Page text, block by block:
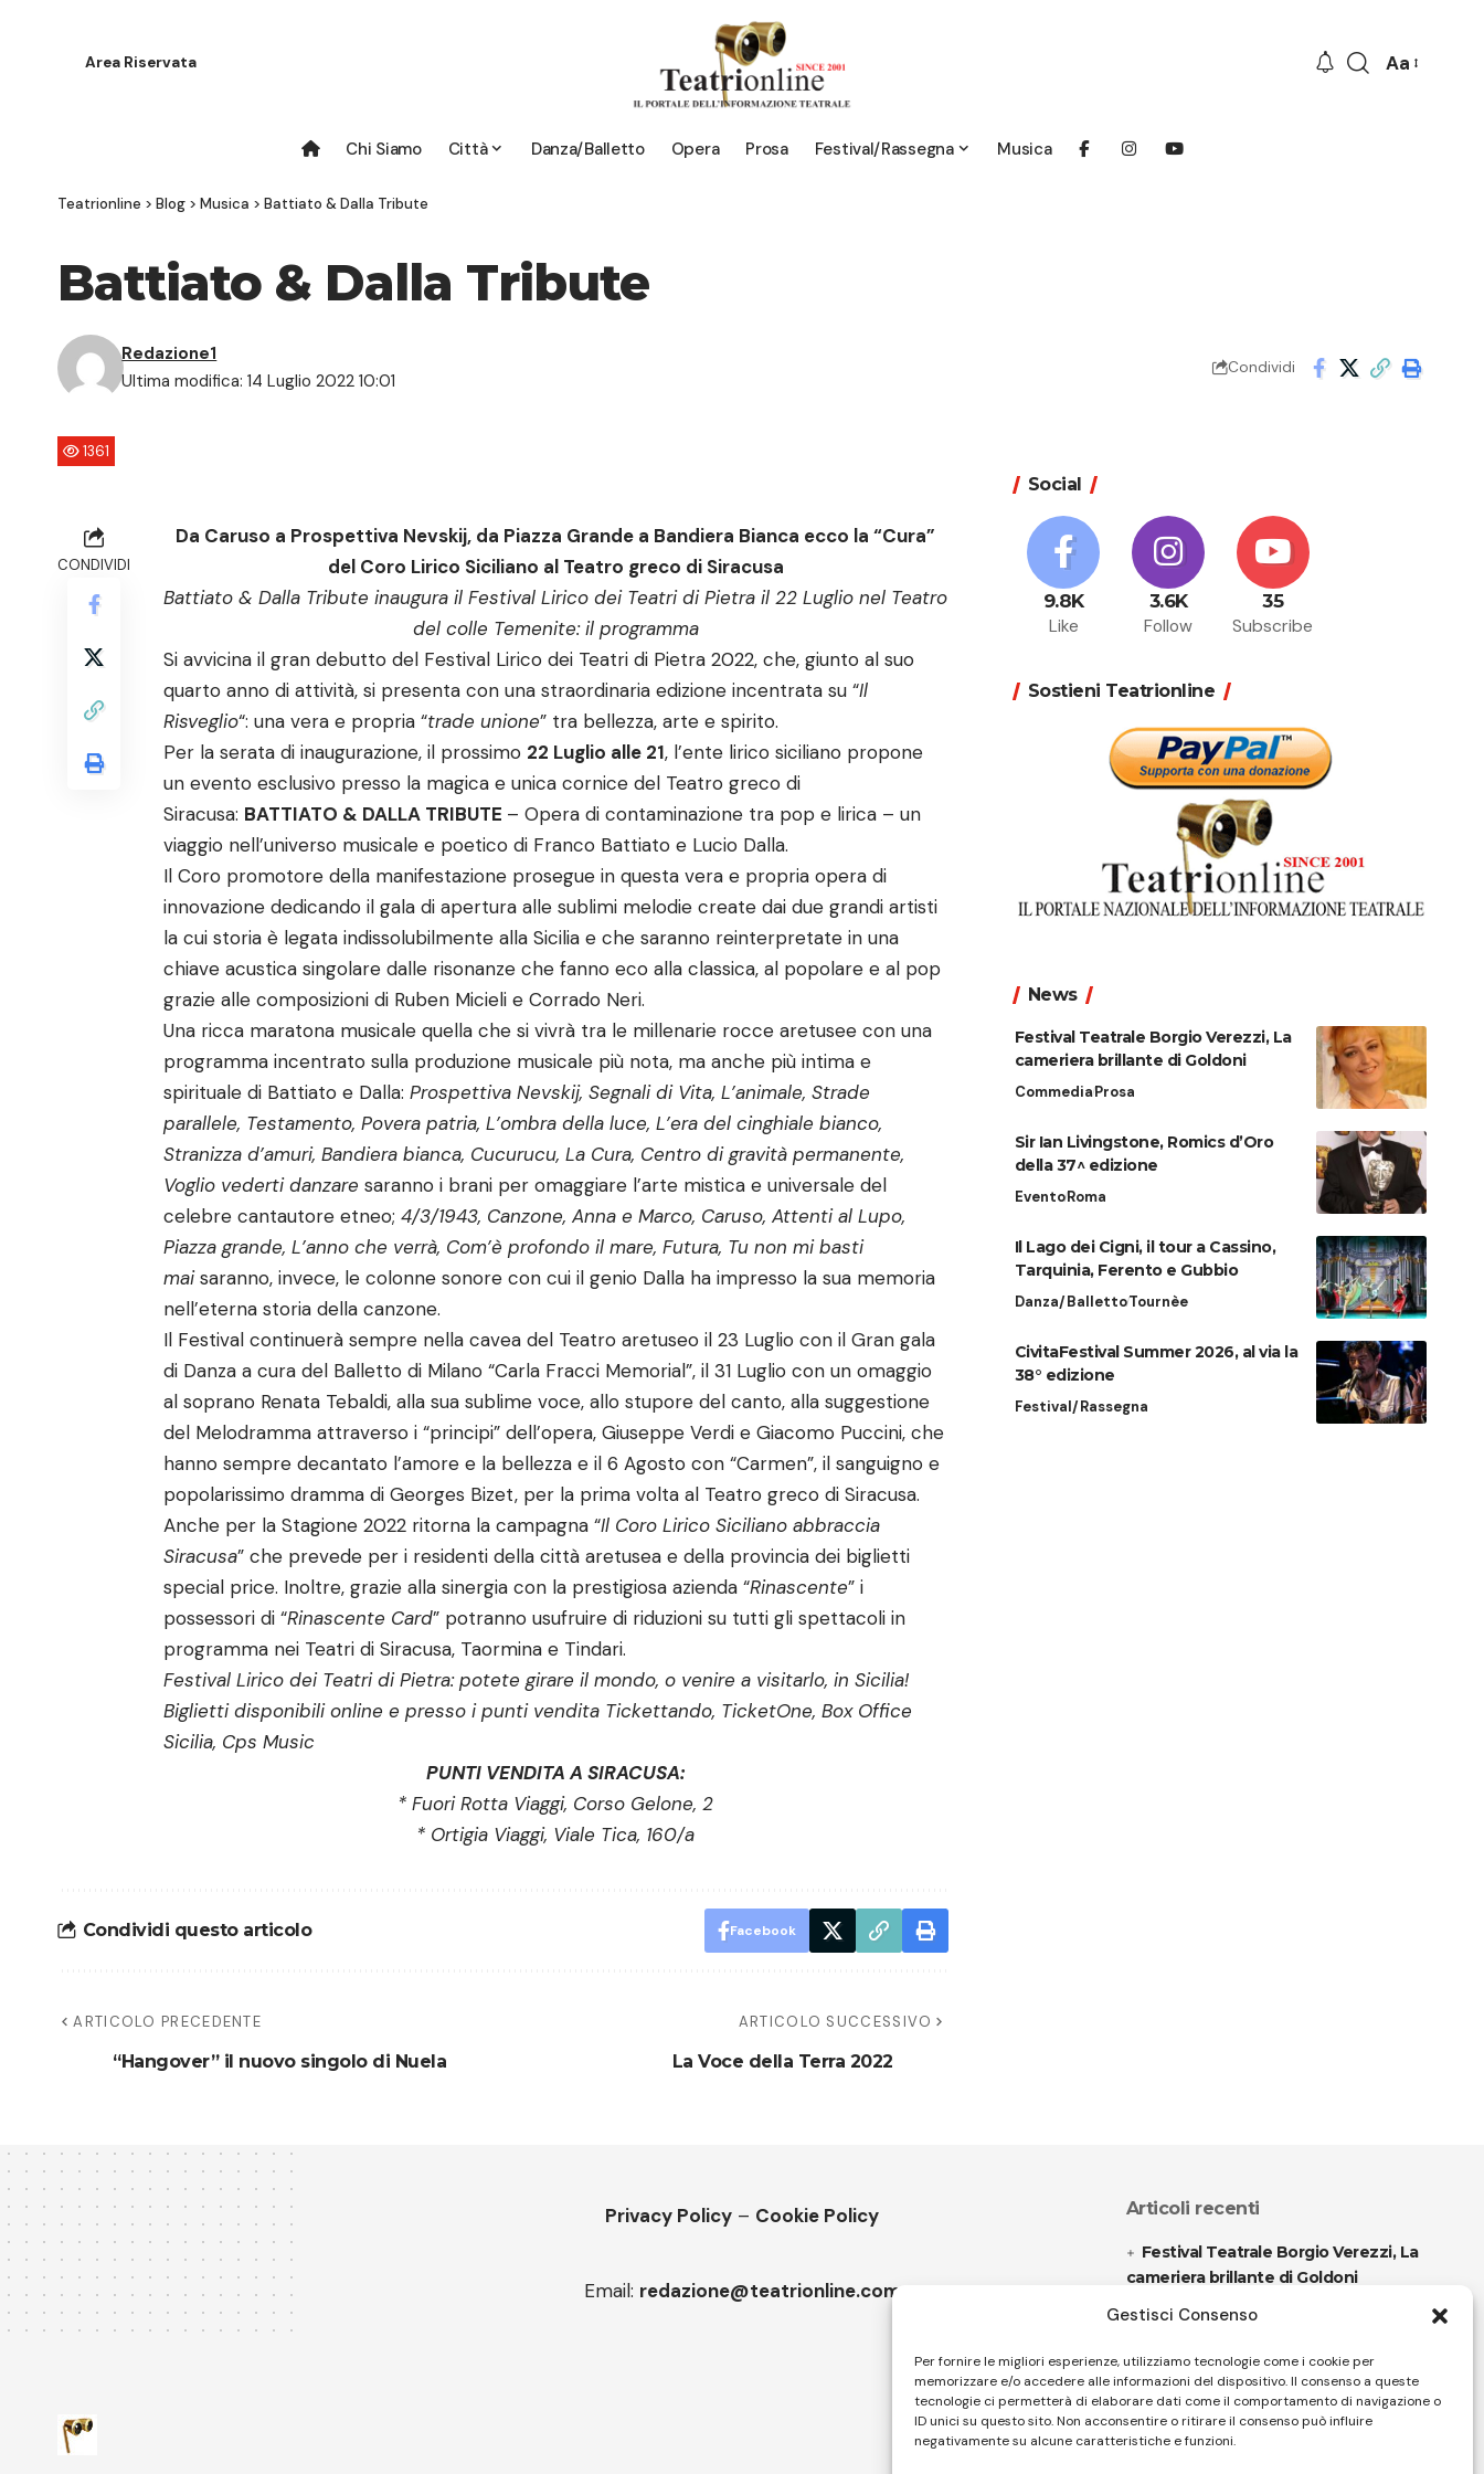
Gestisci Consenso
Per fornire le migliori esperienze, utilizziamo tecnologie come i cookie per
memorizzare e/o accedere alle informazioni del dispositivo. Il consenso a queste
tecnologie ci permetterà di elaborare dati come il comportamento di navigazione o
ID unici su questo sito. Non acconsentire o ritirare il consenso può influire
negativamente su alcune caratteristiche e funzioni.
Area Riservata
Font
Aa
Chi Siamo Città Danza/Balletto Opera Prosa Festival/Rassegna Musica
Teatrionline > Blog > Musica > Battiato & Dalla Tribute
Battiato & Dalla Tribute
Ultima modifica: 14 Luglio 2022 10:01
Redazione1
Condividi
1361
CONDIVIDI
Da Caruso a Prospettiva Nevskij, da Piazza Grande a Bandiera Bianca ecco la “Cura”
del Coro Lirico Siciliano al Teatro greco di Siracusa
Battiato & Dalla Tribute inaugura il Festival Lirico dei Teatri di Pietra il 22 Luglio nel Teatro
del colle Temenite: il programma
Si avvicina il gran debutto del Festival Lirico dei Teatri di Pietra 2022, che, giunto al suo
quarto anno di attività, si presenta con una straordinaria edizione incentrata su “Il
Risveglio“: una vera e propria “trade unione” tra bellezza, arte e spirito.
Per la serata di inaugurazione, il prossimo 22 Luglio alle 21, l’ente lirico siciliano propone
un evento esclusivo presso la magica e unica cornice del Teatro greco di
Siracusa: BATTIATO & DALLA TRIBUTE – Opera di contaminazione tra pop e lirica – un
viaggio nell’universo musicale e poetico di Franco Battiato e Lucio Dalla.
Il Coro promotore della manifestazione prosegue in questa vera e propria opera di
innovazione dedicando il gala di apertura alle sublimi melodie create dai due grandi artisti
la cui storia è legata indissolubilmente alla Sicilia e che saranno reinterpretate in una
chiave acustica singolare dalle risonanze che fanno eco alla classica, al popolare e al pop
grazie alle composizioni di Ruben Micieli e Corrado Neri.
Una ricca maratona musicale quella che si vivrà tra le millenarie rocce aretusee con una
programma incentrato sulla produzione musicale più nota, ma anche più intima e
spirituale di Battiato e Dalla: Prospettiva Nevskij, Segnali di Vita, L’animale, Strade
parallele, Testamento, Povera patria, L’ombra della luce, L’era del cinghiale bianco,
Stranizza d’amuri, Bandiera bianca, Cucurucu, La Cura, Centro di gravità permanente,
Voglio vederti danzare saranno i brani per omaggiare l’arte mistica e universale del
celebre cantautore etneo; 4/3/1943, Canzone, Anna e Marco, Caruso, Attenti al Lupo,
Piazza grande, L’anno che verrà, Com’è profondo il mare, Futura, Tu non mi basti
maisaranno, invece, le colonne sonore con cui il genio Dalla ha impresso la sua memoria
nell’eterna storia della canzone.
Il Festival continuerà sempre nella cavea del Teatro aretuseo il 23 Luglio con il Gran gala
di Danza a cura del Balletto di Milano “Carla Fracci Memorial”, il 31 Luglio con un omaggio
al soprano Renata Tebaldi, alla sua sublime voce, allo stupore del canto, alla suggestione
del Melodramma attraverso i “principi” dell’opera, Giuseppe Verdi e Giacomo Puccini, che
hanno sempre decantato l’amore e la bellezza e il 6 Agosto con “Carmen”, il sanguigno e
popolarissimo dramma di Georges Bizet, per la prima volta al Teatro greco di Siracusa.
Anche per la Stagione 2022 ritorna la campagna “Il Coro Lirico Siciliano abbraccia
Siracusa” che prevede per i residenti della città aretusea e della provincia dei biglietti
special price. Inoltre, grazie alla sinergia con la prestigiosa azienda “Rinascente” i
possessori di “Rinascente Card” potranno usufruire di riduzioni su tutti gli spettacoli in
programma nei Teatri di Siracusa, Taormina e Tindari.
Festival Lirico dei Teatri di Pietra: potete girare il mondo, o venire a visitarlo, in Sicilia!
Biglietti disponibili online e presso i punti vendita Tickettando, TicketOne, Box Office
Sicilia, Cps Music
PUNTI VENDITA A SIRACUSA:
* Fuori Rotta Viaggi, Corso Gelone, 2
* Ortigia Viaggi, Viale Tica, 160/a
Condividi questo articolo Facebook
ARTICOLO PRECEDENTE
“Hangover” il nuovo singolo di Nuela
ARTICOLO SUCCESSIVO
La Voce della Terra 2022
Social
9.8K
Like
3.6K
Follow
35
Subscribe
Sostieni Teatrionline
News
Festival Teatrale Borgio Verezzi, La
cameriera brillante di Goldoni
CommediaProsa
Sir Ian Livingstone, Romics d’Oro
della 37^ edizione
EventoRoma
Il Lago dei Cigni, il tour a Cassino,
Tarquinia, Ferento e Gubbio
Danza/BallettoTournèe
CivitaFestival Summer 2026, al via la
38° edizione
Festival/Rassegna
Privacy Policy – Cookie Policy
Email: redazione@teatrionline.com
Articoli recenti
Festival Teatrale Borgio Verezzi, La
cameriera brillante di Goldoni
Sir Ian Livingstone, Romics d’Oro
Follow US